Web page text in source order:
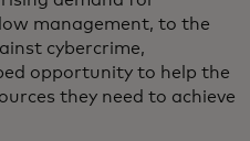
management, to the
cybercrime,
opportunity to help the
they need to achieve